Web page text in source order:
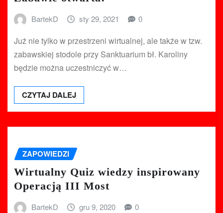
BartekD sty 29, 2021 0
Już nie tylko w przestrzeni wirtualnej, ale także w tzw.
zabawskiej stodole przy Sanktuarium bł. Karoliny
będzie można uczestniczyć w…
CZYTAJ DALEJ
ZAPOWIEDZI
Wirtualny Quiz wiedzy inspirowany
Operacją III Most
BartekD gru 9, 2020 0